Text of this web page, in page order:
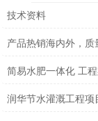
技术资料
产品热销海内外，质
简易水肥一体化 工程
润华节水灌溉工程项